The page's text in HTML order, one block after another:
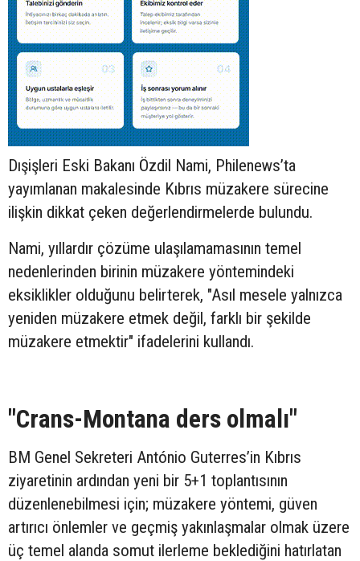
Dışişleri Eski Bakanı Özdil Nami, Philenews’ta
yayımlanan makalesinde Kıbrıs müzakere sürecine
ilişkin dikkat çeken değerlendirmelerde bulundu.
Nami, yıllardır çözüme ulaşılamamasının temel
nedenlerinden birinin müzakere yöntemindeki
eksiklikler olduğunu belirterek, "Asıl mesele yalnızca
yeniden müzakere etmek değil, farklı bir şekilde
müzakere etmektir" ifadelerini kullandı.
"Crans-Montana ders olmalı"
BM Genel Sekreteri António Guterres’in Kıbrıs
ziyaretinin ardından yeni bir 5+1 toplantısının
düzenlenebilmesi için; müzakere yöntemi, güven
artırıcı önlemler ve geçmiş yakınlaşmalar olmak üzere
üç temel alanda somut ilerleme beklediğini hatırlatan